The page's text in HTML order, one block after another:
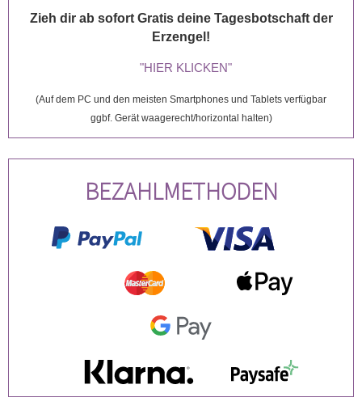
Zieh dir ab sofort Gratis deine Tagesbotschaft der
Erzengel!
"HIER KLICKEN"
(Auf dem PC und den meisten Smartphones und Tablets verfügbar
ggbf. Gerät waagerecht/horizontal halten)
BEZAHLMETHODEN